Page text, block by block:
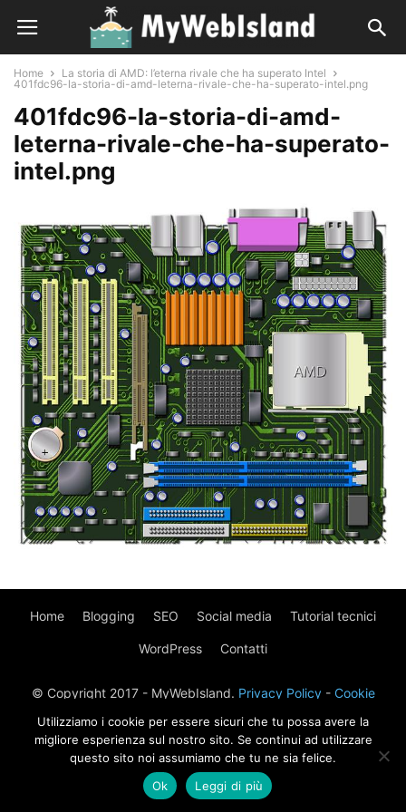
Home
La storia di AMD: l’eterna rivale che ha superato Intel
401fdc96-la-storia-di-amd-leterna-rivale-che-ha-superato-intel.png
401fdc96-la-storia-di-amd-
leterna-rivale-che-ha-superato-
intel.png
Home Blogging SEO Social media Tutorial tecnici
WordPress Contatti
© Copyright 2017 - MyWebIsland. Privacy Policy- Cookie
Utilizziamo i cookie per essere sicuri che tu possa avere la
migliore esperienza sul nostro sito. Se continui ad utilizzare
questo sito noi assumiamo che tu ne sia felice.
Ok
Leggi di più